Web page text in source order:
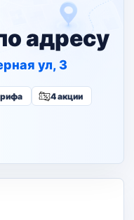
адресу
ул, 3
4 акции